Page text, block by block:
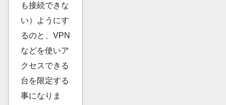
も接続できな
い）ようにす
るのと、VPN
などを使いア
クセスできる
台を限定する
事になりま